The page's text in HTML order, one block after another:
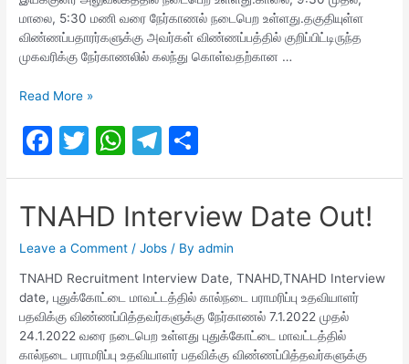
மாலை, 5:30 மணி வரை நேர்காணல் நடைபெற உள்ளது.தகுதியுள்ள
விண்ணப்பதாரர்களுக்கு அவர்கள் விண்ணப்பத்தில் குறிப்பிட்டிருந்த
முகவரிக்கு நேர்காணலில் கலந்து கொள்வதற்கான …
TNAHD
Date
2022
Read More »
F
a
c
e
b
o
o
k
T
w
itt
er
W
h
at
s
A
p
p
T
el
gr
a
m
h
ar
e
TNAHD Interview Date Out!
Leave a Comment /Jobs / Byadmin
TNAHD Recruitment Interview Date, TNAHD,TNAHD Interview
date, புதுக்கோட்டை மாவட்டத்தில் கால்நடை பராமரிப்பு உதவியாளர்
பதவிக்கு விண்ணப்பித்தவர்களுக்கு நேர்காணல் 7.1.2022 முதல்
24.1.2022 வரை நடைபெற உள்ளது புதுக்கோட்டை மாவட்டத்தில்
கால்நடை பராமரிப்பு உதவியாளர் பதவிக்கு விண்ணப்பித்தவர்களுக்கு